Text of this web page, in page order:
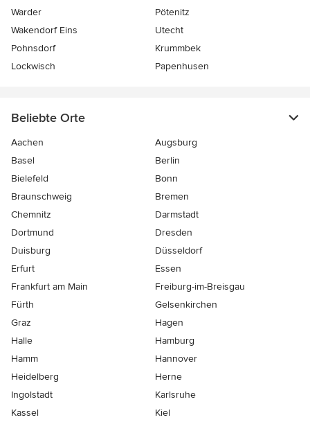
Warder
Pötenitz
Wakendorf Eins
Utecht
Pohnsdorf
Krummbek
Lockwisch
Papenhusen
Beliebte Orte
Aachen
Augsburg
Basel
Berlin
Bielefeld
Bonn
Braunschweig
Bremen
Chemnitz
Darmstadt
Dortmund
Dresden
Duisburg
Düsseldorf
Erfurt
Essen
Frankfurt am Main
Freiburg-im-Breisgau
Fürth
Gelsenkirchen
Graz
Hagen
Halle
Hamburg
Hamm
Hannover
Heidelberg
Herne
Ingolstadt
Karlsruhe
Kassel
Kiel